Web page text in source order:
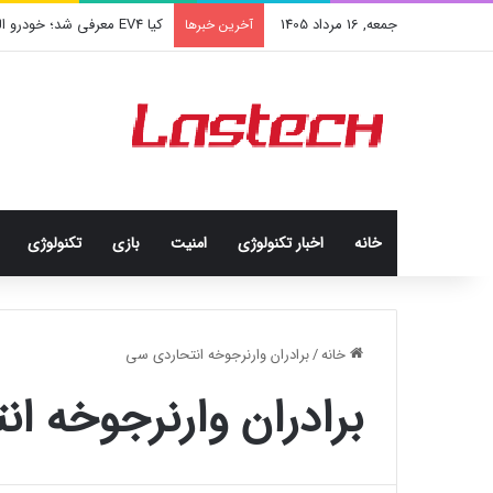
جمعه, 16 مرداد 1405 آخرین خبرها کیا EV4 معرفی شد؛ خودرو الکتریکی عجیب و جذاب کره‌ای‌ها
خانه اخبار تکنولوژی امنيت بازی تکنولوژی
خانه/برادران وارنرجوخه انتحاردی سی
برادران وارنرجوخه